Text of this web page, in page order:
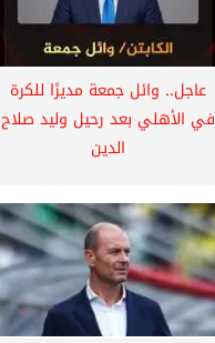
عاجل.. وائل جمعة مديرًا للكرة
في الأهلي بعد رحيل وليد صلاح
الدين